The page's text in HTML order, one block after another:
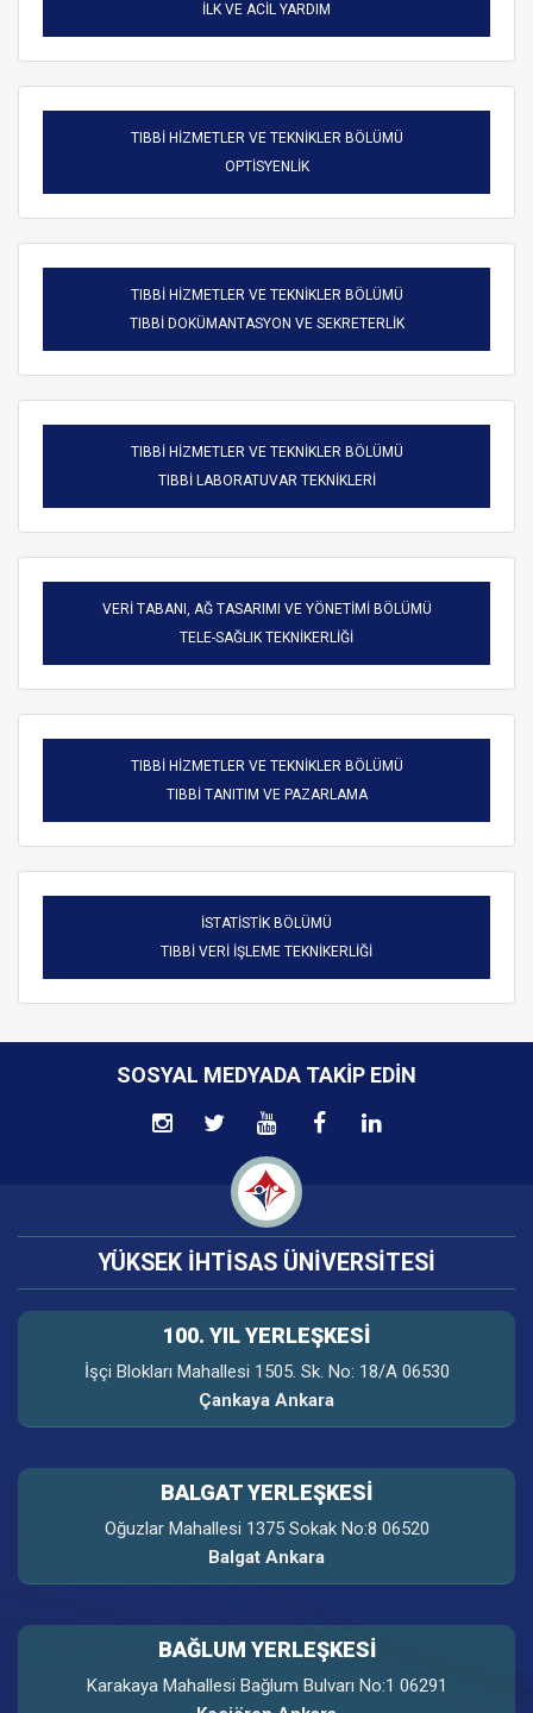
İLK VE ACİL YARDIM
TIBBİ HİZMETLER VE TEKNİKLER BÖLÜMÜ
OPTİSYENLİK
TIBBİ HİZMETLER VE TEKNİKLER BÖLÜMÜ
TIBBİ DOKÜMANTASYON VE SEKRETERLİK
TIBBİ HİZMETLER VE TEKNİKLER BÖLÜMÜ
TIBBİ LABORATUVAR TEKNİKLERİ
VERİ TABANI, AĞ TASARIMI VE YÖNETİMİ BÖLÜMÜ
TELE-SAĞLIK TEKNİKERLİĞİ
TIBBİ HİZMETLER VE TEKNİKLER BÖLÜMÜ
TIBBİ TANITIM VE PAZARLAMA
İSTATİSTİK BÖLÜMÜ
TIBBİ VERİ İŞLEME TEKNİKERLİĞİ
SOSYAL MEDYADA TAKIP EDIN
YÜKSEK İHTİSAS ÜNİVERSİTESİ
100. YIL YERLEŞKESI
İşçi Blokları Mahallesi 1505. Sk. No: 18/A 06530
Çankaya Ankara
BALGAT YERLEŞKESİ
Oğuzlar Mahallesi 1375 Sokak No:8 06520
Balgat Ankara
BAĞLUM YERLEŞKESİ
Karakaya Mahallesi Bağlum Bulvarı No:1 06291